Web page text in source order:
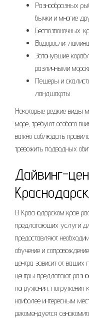
Разнообразных
бычки и многие
Беспозвоночных:
Водоросли:
Затонувшие
различными
Пещеры и
ландшафты.
Некоторые редкие виды
море, требуют особого
важно соблюдать
тревожить подводных
Дайвинг-
В Краснодарском крае
предлагающих услуги
предоставляют
обучение и
центра зависит от ваших
центры предлагают
погружения, погружения
наиболее интересным
рекомендуется